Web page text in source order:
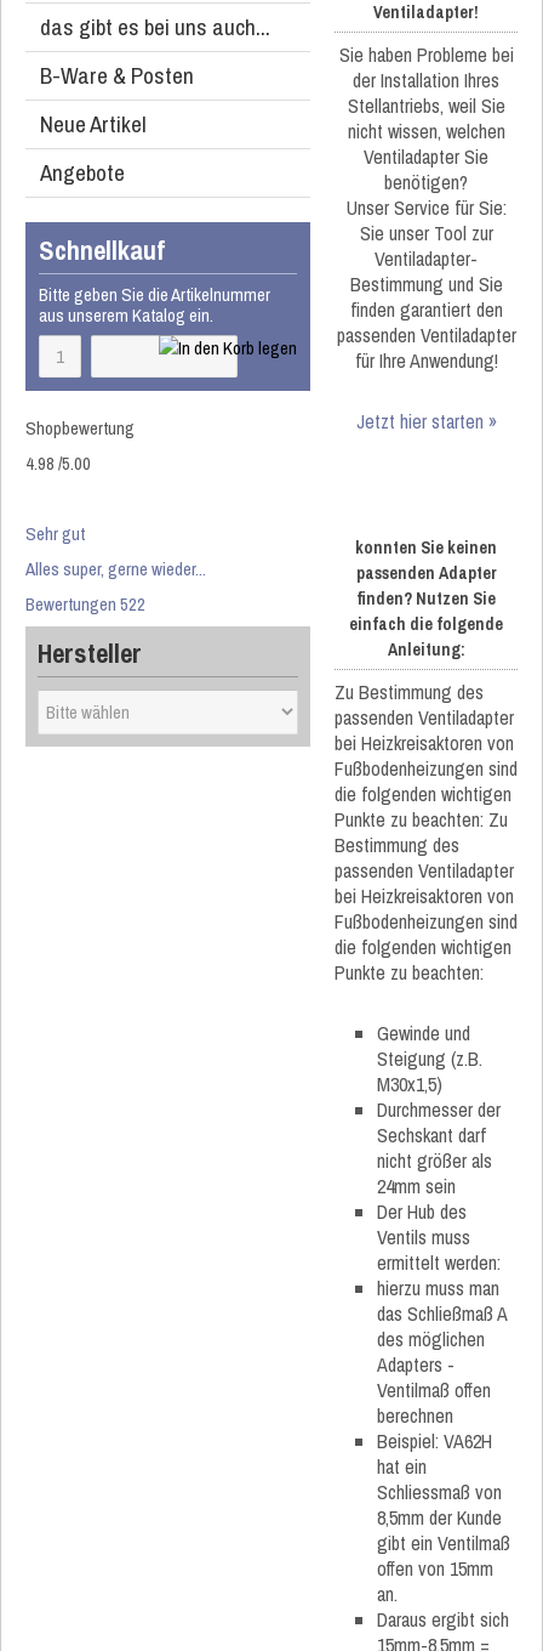
das gibt es bei uns auch...
B-Ware & Posten
Neue Artikel
Angebote
Schnellkauf
Bitte geben Sie die Artikelnummer
aus unserem Katalog ein.
Shopbewertung
4.98/5.00
Sehr gut
Alles super, gerne wieder...
Bewertungen 522
Hersteller
Ventiladapter!
Sie haben Probleme bei
der Installation Ihres
Stellantriebs, weil Sie
nicht wissen, welchen
Ventiladapter Sie
benötigen?
Unser Service für Sie:
Sie unser Tool zur
Ventiladapter-
Bestimmung und Sie
finden garantiert den
passenden Ventiladapter
für Ihre Anwendung!
Jetzt hier starten »
konnten Sie keinen
passenden Adapter
finden? Nutzen Sie
einfach die folgende
Anleitung:
Zu Bestimmung des
passenden Ventiladapter
bei Heizkreisaktoren von
Fußbodenheizungen sind
die folgenden wichtigen
Punkte zu beachten: Zu
Bestimmung des
passenden Ventiladapter
bei Heizkreisaktoren von
Fußbodenheizungen sind
die folgenden wichtigen
Punkte zu beachten:
Gewinde und
Steigung (z.B.
M30x1,5)
Durchmesser der
Sechskant darf
nicht größer als
24mm sein
Der Hub des
Ventils muss
ermittelt werden:
hierzu muss man
das Schließmaß A
des möglichen
Adapters -
Ventilmaß offen
berechnen
Beispiel: VA62H
hat ein
Schliessmaß von
8,5mm der Kunde
gibt ein Ventilmaß
offen von 15mm
an.
Daraus ergibt sich
15mm-8,5mm =